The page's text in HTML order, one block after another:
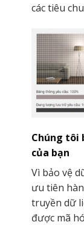
các tiêu
Chúng tôi
của bạn
Vì bảo vệ
ưu tiên
truyền dữ
được mã